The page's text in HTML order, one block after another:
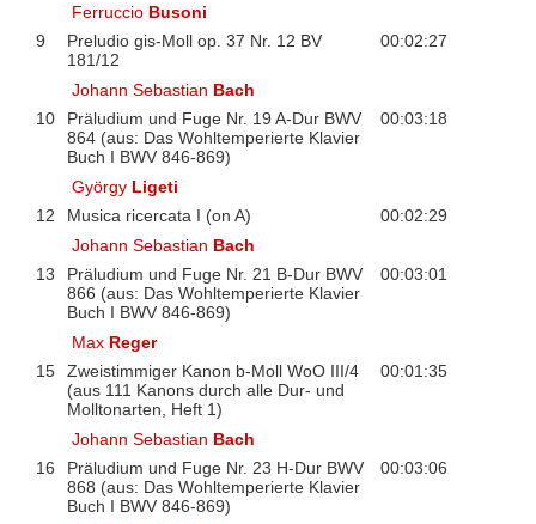
Ferruccio Busoni
9
Preludio gis-Moll op. 37 Nr. 12 BV
181/12
00:02:27
Johann Sebastian Bach
10
Präludium und Fuge Nr. 19 A-Dur BWV
864 (aus: Das Wohltemperierte Klavier
Buch I BWV 846-869)
00:03:18
György Ligeti
12
Musica ricercata I (on A)
00:02:29
Johann Sebastian Bach
13
Präludium und Fuge Nr. 21 B-Dur BWV
866 (aus: Das Wohltemperierte Klavier
Buch I BWV 846-869)
00:03:01
Max Reger
15
Zweistimmiger Kanon b-Moll WoO III/4
(aus 111 Kanons durch alle Dur- und
Molltonarten, Heft 1)
00:01:35
Johann Sebastian Bach
16
Präludium und Fuge Nr. 23 H-Dur BWV
868 (aus: Das Wohltemperierte Klavier
Buch I BWV 846-869)
00:03:06